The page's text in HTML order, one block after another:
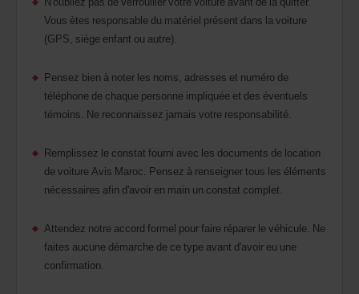
Vous ètes responsable du matériel présent dans la voiture
(GPS, siège enfant ou autre).
Pensez bien à noter les noms, adresses et numéro de
téléphone de chaque personne impliquée et des éventuels
témoins. Ne reconnaissez jamais votre responsabilité.
Remplissez le constat fourni avec les documents de location
de voiture Avis Maroc. Pensez à renseigner tous les éléments
nécessaires afin d'avoir en main un constat complet.
Attendez notre accord formel pour faire réparer le véhicule. Ne
faites aucune démarche de ce type avant d'avoir eu une
confirmation.